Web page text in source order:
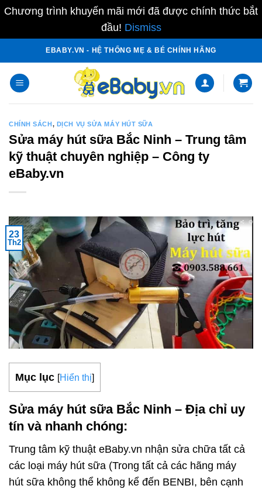
Chương trình khuyến mãi mới đã được chính thức bắt
đầu! Dismiss
content
EBABY.VN - HỆ THỐNG MẸ & BÉ CHÍNH HÃNG
CHÍNH SÁCH, DỊCH VỤ SỬA MÁY HÚT SỮA
Sửa máy hút sữa Bắc Ninh – Trung tâm
kỹ thuật chuyên nghiệp – Công ty
eBaby.vn
23
Th2
Mục lục [Hiển thị]
Sửa máy hút sữa Bắc Ninh – Địa chỉ uy
tín và nhanh chóng:
Trung tâm kỹ thuật eBaby.vn nhận sửa chữa tất cả
các loại máy hút sữa (Trong tất cả các hãng máy
hút sữa không thể không kể đến BENBI, bên cạnh